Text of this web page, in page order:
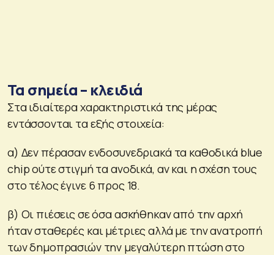
Τα σημεία – κλειδιά
Στα ιδιαίτερα χαρακτηριστικά της μέρας
εντάσσονται τα εξής στοιχεία:
α) Δεν πέρασαν ενδοσυνεδριακά τα καθοδικά blue
chip ούτε στιγμή τα ανοδικά, αν και η σχέση τους
στο τέλος έγινε 6 προς 18.
β) Οι πιέσεις σε όσα ασκήθηκαν από την αρχή
ήταν σταθερές και μέτριες αλλά με την ανατροπή
των δημοπρασιών την μεγαλύτερη πτώση στο